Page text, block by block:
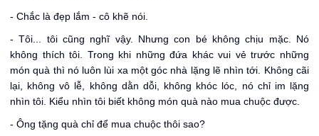
- Chắc là đẹp lắm - cô khẽ nói.
- Tôi... tôi cũng nghĩ vậy. Nhưng con bé không chịu mặc. Nó
không thích tôi. Trong khi những đứa khác vui vẻ trước những
món quà thì nó luôn lùi xa một góc nhà lặng lẽ nhìn tới. Không cãi
lại, không vô lễ, không dằn dỗi, không khóc lóc, nó chỉ im lặng
nhìn tôi. Kiểu nhìn tôi biết không món quà nào mua chuộc được.
- Ông tặng quà chỉ để mua chuộc thôi sao?